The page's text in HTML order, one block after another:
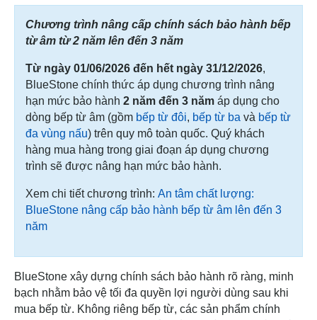
Chương trình nâng cấp chính sách bảo hành bếp
từ âm từ 2 năm lên đến 3 năm
Từ ngày 01/06/2026 đến hết ngày 31/12/2026,
BlueStone chính thức áp dụng chương trình nâng
hạn mức bảo hành 2 năm đến 3 năm áp dụng cho
dòng bếp từ âm (gồm bếp từ đôi, bếp từ ba và bếp từ
đa vùng nấu) trên quy mô toàn quốc. Quý khách
hàng mua hàng trong giai đoạn áp dụng chương
trình sẽ được nâng hạn mức bảo hành.
Xem chi tiết chương trình: An tâm chất lượng:
BlueStone nâng cấp bảo hành bếp từ âm lên đến 3
năm
BlueStone xây dựng chính sách bảo hành rõ ràng, minh
bạch nhằm bảo vệ tối đa quyền lợi người dùng sau khi
mua bếp từ. Không riêng bếp từ, các sản phẩm chính